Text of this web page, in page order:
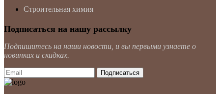
Строительная химия
Подписаться на нашу рассылку
Подпишитесь на наши новости, и вы первыми узнаете о
новинках и скидках.